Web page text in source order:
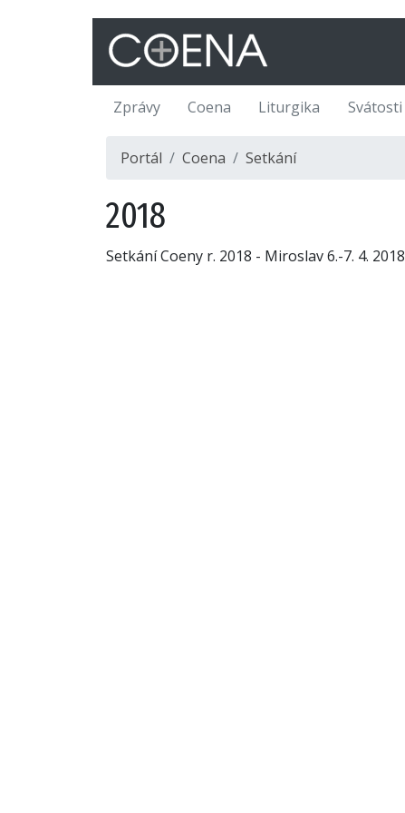
Zprávy Coena Liturgika Svátosti
Portál Coena Setkání
2018
Setkání Coeny r. 2018 - Miroslav 6.-7. 4. 2018